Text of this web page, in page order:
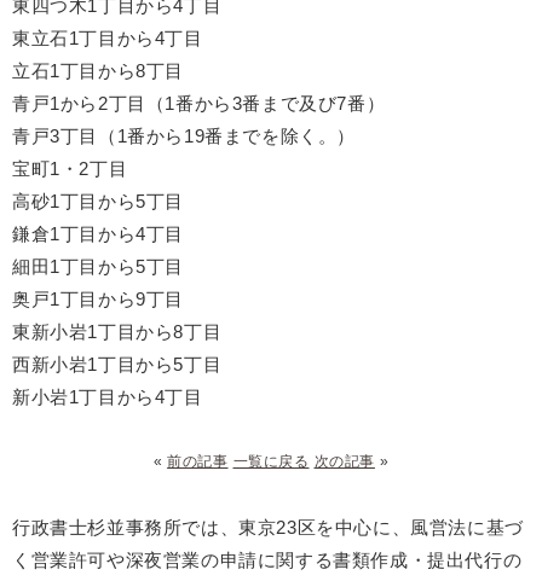
東四つ木1丁目から4丁目
東立石1丁目から4丁目
立石1丁目から8丁目
青戸1から2丁目（1番から3番まで及び7番）
青戸3丁目（1番から19番までを除く。）
宝町1・2丁目
高砂1丁目から5丁目
鎌倉1丁目から4丁目
細田1丁目から5丁目
奥戸1丁目から9丁目
東新小岩1丁目から8丁目
西新小岩1丁目から5丁目
新小岩1丁目から4丁目
«前の記事 一覧に戻る 次の記事 »
行政書士杉並事務所では、東京23区を中心に、風営法に基づ
く営業許可や深夜営業の申請に関する書類作成・提出代行の